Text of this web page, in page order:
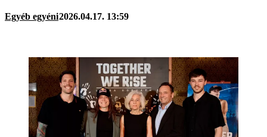
Egyéb egyéni2026.04.17. 13:59